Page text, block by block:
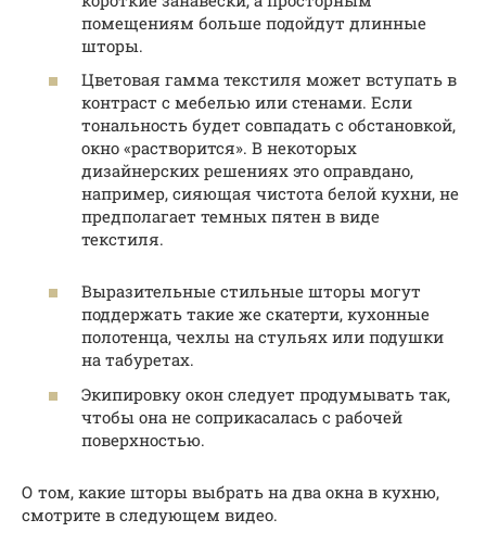
помещениям больше подойдут длинные
шторы.
Цветовая гамма текстиля может вступать в
контраст с мебелью или стенами. Если
тональность будет совпадать с обстановкой,
окно «растворится». В некоторых
дизайнерских решениях это оправдано,
например, сияющая чистота белой кухни, не
предполагает темных пятен в виде
текстиля.
Выразительные стильные шторы могут
поддержать такие же скатерти, кухонные
полотенца, чехлы на стульях или подушки
на табуретах.
Экипировку окон следует продумывать так,
чтобы она не соприкасалась с рабочей
поверхностью.
О том, какие шторы выбрать на два окна в кухню,
смотрите в следующем видео.